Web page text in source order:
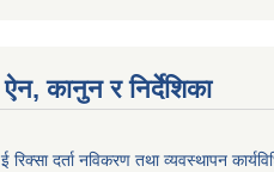
ऐन, कानुन र निर्देशिका
ई रिक्सा दर्ता नविकरण तथा व्यवस्थापन